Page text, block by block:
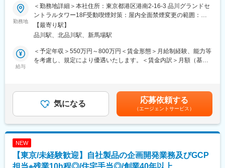
ランドのリニューアルやライン拡張だけでなく、新規ブランドの
立ち上げにも関与できます。また、経営陣との距離が近く、ブラ
ンド戦略や開発方針について直接議論しながら進められる点も特
徴です。開発した商品を市場へ届けるまで主体的に関わることが
できます。
■教育体制
リモートワークや時差出勤など、柔軟な働き方が可能。福利厚生
■想定されるキャリアパス
■業務概要
当社のブランド統括本部 商品開発部に所属し、ブランドホルダー
やプロダクトマネージャーと密に連携しながら、パーソナルケア
商品の新規企画・設計から市場導入までを一貫して推進いただき
ます。R&Dや購買、生産、品質管理など各関連部門と協力し、戦
略的かつスピーディな商品開発をリードすることがミッションで
す。
・市場ニーズやトレンド分析に基づく商品設計
・開発スケジュール管理およびプロジェクト推進
・中国、APAC市場への商品導出業務
タイルに合わせた柔軟な働き方が可能。人によって様々ですが、
週に半分くらいはリモートワークをしている社員が多いです。
勤務地
＜勤務地詳細＞本社住所：東京都港区港南2-16-3 品川グランドセ
ントラルタワー18F受動喫煙対策：屋内全面禁煙変更の範囲：会
社の定める事業所（リモートワーク含む）
【最寄り駅】
品川駅、北品川駅、新馬場駅
給与
＜予定年収＞550万円～800万円＜賃金形態＞月給制経験、能力等
を考慮し、規定により優遇いたします。＜賃金内訳＞月額（基本
可能性があります。月給(月額)は固定手当を含めた表記です。
気になる 応募依頼する
（エージェントサービス）
NEW
【東京/未経験歓迎】自社製品の企画開発業務及びGCP
担当※残業10h程◎/住宅手当◎/創業40年以上